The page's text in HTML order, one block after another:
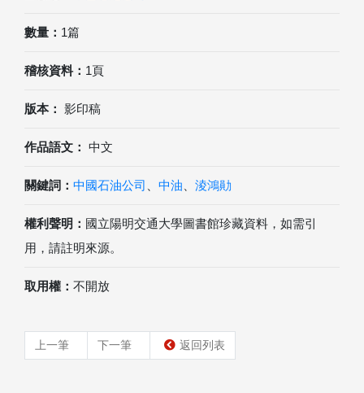
數量： 1篇
稽核資料： 1頁
版本： 影印稿
作品語文： 中文
關鍵詞： 中國石油公司 中油 淩鴻勛
權利聲明： 國立陽明交通大學圖書館珍藏資料，如需引
用，請註明來源。
取用權： 不開放
上一筆 下一筆 返回列表